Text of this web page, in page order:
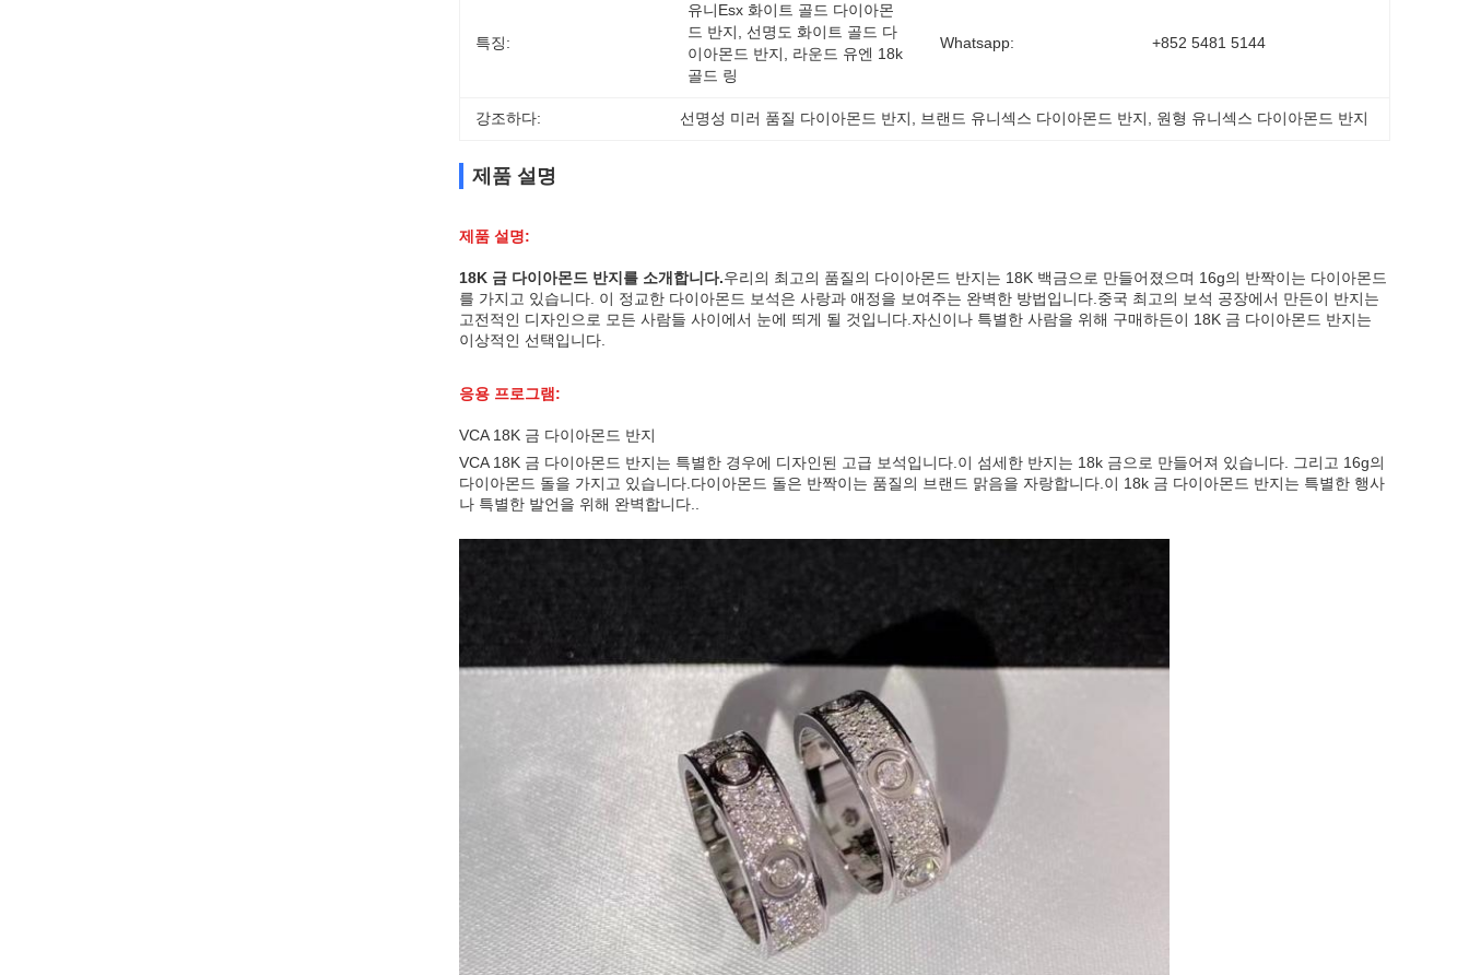
특징:
유니esx 화이트 골드 다이아몬
드 반지, 선명도 화이트 골드 다
이아몬드 반지, 라운드 유엔 18k
골드 링
Whatsapp: +852 5481 5144
강조하다: 선명성 미러 품질 다이아몬드 반지 브랜드 유니섹스 다이아몬드 반지 원형 유니섹스 다이아몬드 반지
제품 설명
제품 설명:
18K 금 다이아몬드 반지를 소개합니다.우리의 최고의 품질의 다이아몬드 반지는 18K 백금으로 만들어졌으며 16g의 반짝이는 다이아몬드
를 가지고 있습니다. 이 정교한 다이아몬드 보석은 사랑과 애정을 보여주는 완벽한 방법입니다.중국 최고의 보석 공장에서 만든이 반지는
고전적인 디자인으로 모든 사람들 사이에서 눈에 띄게 될 것입니다.자신이나 특별한 사람을 위해 구매하든이 18K 금 다이아몬드 반지는
이상적인 선택입니다.
응용 프로그램:
VCA 18K 금 다이아몬드 반지
VCA 18K 금 다이아몬드 반지는 특별한 경우에 디자인된 고급 보석입니다.이 섬세한 반지는 18k 금으로 만들어져 있습니다. 그리고 16g의
다이아몬드 돌을 가지고 있습니다.다이아몬드 돌은 반짝이는 품질의 브랜드 맑음을 자랑합니다.이 18k 금 다이아몬드 반지는 특별한 행사
나 특별한 발언을 위해 완벽합니다..